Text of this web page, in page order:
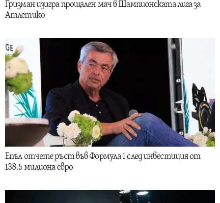
Гризман изигра прощален мач в Шампионската лига за
Атлетико
Епъл отчете ръст във Формула 1 след инвестиция от
138.5 милиона евро